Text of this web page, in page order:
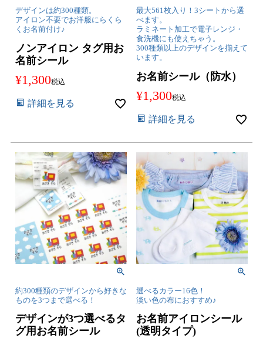
デザインは約300種類。
アイロン不要でお洋服にらくら
くお名前付け♪
ノンアイロン タグ用お
名前シール
¥1,300税込
詳細を見る
最大561枚入り！3シートから選
べます。
ラミネート加工で電子レンジ・
食洗機にも使えちゃう。
300種類以上のデザインを揃えて
います。
お名前シール（防水）
¥1,300税込
詳細を見る
約300種類のデザインから好きな
ものを3つまで選べる！
デザインが3つ選べるタ
グ用お名前シール
選べるカラー16色！
淡い色の布におすすめ♪
お名前アイロンシール
(透明タイプ)